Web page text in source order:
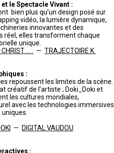
le Spectacle Vivant :
bien plus qu’un design posé sur
vidéo, la lumière dynamique,
innovantes et des
réel, elles transforment chaque
unique.
. . . — TRAJECTOIRE K
:
repoussent les limites de la scène.
créatif de l’artiste ; Doki_Doki et
les cultures mondiales,
avec les technologies immersives
— DIGITAL VAUDOU
: